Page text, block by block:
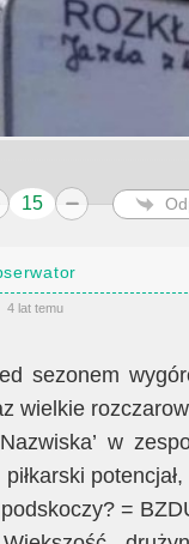
15
4 lat temu
sezonem
wielkie
w
piłkarski
=